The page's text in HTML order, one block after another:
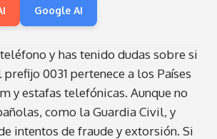
Google AI
y has tenido dudas sobre si
0031 pertenece a los Países
y estafas telefónicas. Aunque no
como la Guardia Civil, y
intentos de fraude y extorsión. Si